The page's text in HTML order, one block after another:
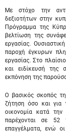
Με στόχο την
δεξιοτήτων στην
Πρόγραμμα της
βελτίωση της
εργασίας.
παροχή έγκυρων
εργασίας. Στο
και ειδίκευσή της
εκπόνηση της
Ο βασικός σκοπός
ζήτηση όσο και για
οικονομία κατά
παρέχονται σε 52
επαγγέλματα, ενώ